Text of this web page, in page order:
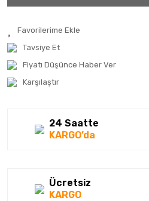
Tavsiye Et
Fiyatı Düşünce Haber Ver
Karşılaştır
24 Saatte
KARGO’da
Ücretsiz
KARGO